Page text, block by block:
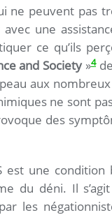
ne peuvent pas
une
ce qu’ils
and Society»4
aux
ne sont
des
est une condition
du déni. Il
les